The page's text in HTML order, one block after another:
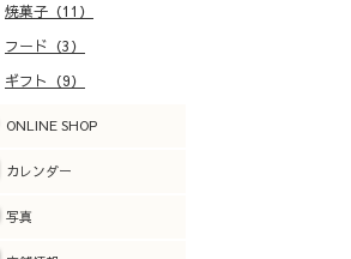
焼菓子（11）
フード（3）
ギフト（9）
ONLINE SHOP
カレンダー
写真